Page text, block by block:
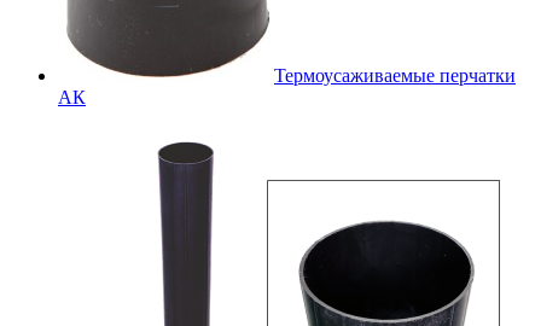
Термоусаживаемые перчатки
АК